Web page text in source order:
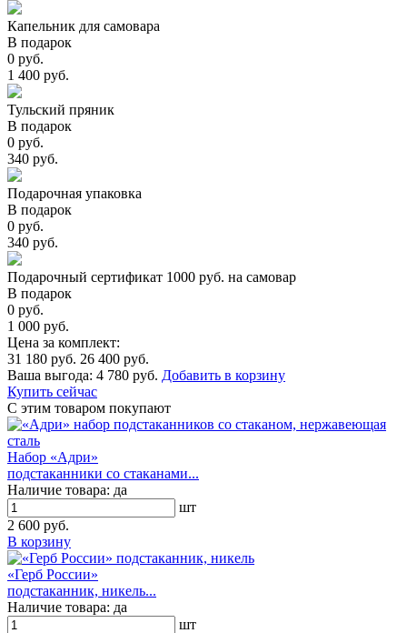
Капельник для самовара
В подарок
0 руб.
1 400 руб.
Тульский пряник
В подарок
0 руб.
340 руб.
Подарочная упаковка
В подарок
0 руб.
340 руб.
Подарочный сертификат 1000 руб. на самовар
В подарок
0 руб.
1 000 руб.
Цена за комплект:
31 180 руб. 26 400 руб.
Ваша выгода: 4 780 руб. Добавить в корзину
Купить сейчас
С этим товаром покупают
Набор «Адри»
подстаканники со стаканами...
Наличие товара: да
шт
2 600 руб.
В корзину
«Герб России»
подстаканник, никель...
Наличие товара: да
шт